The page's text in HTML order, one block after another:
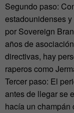
Segundo paso:
estadounidenses
por Sovereign
años de
directivas, hay
raperos como
Tercer paso: El
antes de llegar se
hacía un champán